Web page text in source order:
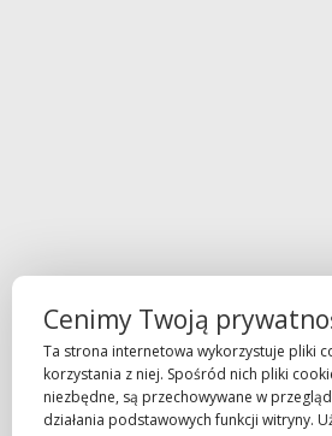
Cenimy Twoją
Ta strona internetowa wykorzystuje pliki
korzystania z niej. Spośród nich pliki
niezbędne, są przechowywane w
działania podstawowych funkcji witryny.